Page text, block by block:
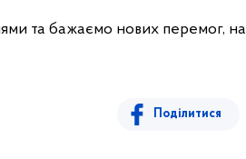
та бажаємо нових перемог,
Поділитися